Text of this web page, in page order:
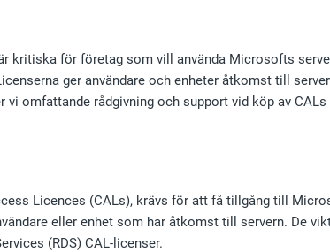
kritiska för företag som vill använda Microsofts
ger användare och enheter åtkomst till
vi omfattande rådgivning och support vid köp av
Licences (CALs), krävs för att få tillgång till
eller enhet som har åtkomst till servern. De
(RDS) CAL-licenser.